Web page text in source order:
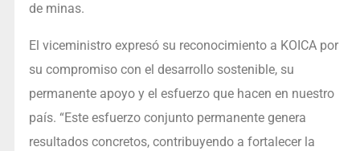
de minas.
El viceministro expresó su reconocimiento a KOICA por
su compromiso con el desarrollo sostenible, su
permanente apoyo y el esfuerzo que hacen en nuestro
país. “Este esfuerzo conjunto permanente genera
resultados concretos, contribuyendo a fortalecer la